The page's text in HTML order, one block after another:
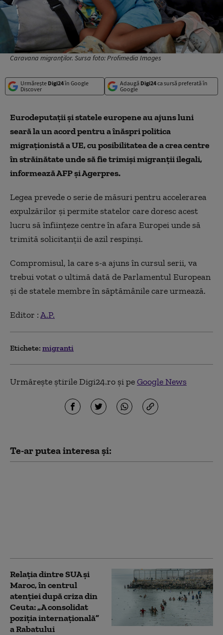
Caravana migranților. Sursa foto: Profimedia Images
Urmărește Digi24în Google
Discover
Adaugă Digi24ca sursă preferată în
Google
Eurodeputaţii şi statele europene au ajuns luni
seară la un acord pentru a înăspri politica
migraţionistă a UE, cu posibilitatea de a crea centre
în străinătate unde să fie trimişi migranţii ilegali,
informează AFP și Agerpres.
Legea prevede o serie de măsuri pentru accelerarea
expulzărilor şi permite statelor care doresc acest
lucru să înfiinţeze centre în afara Europei unde să
trimită solicitanţii de azil respinşi.
Compromisul, la care s-a ajuns în cursul serii, va
trebui votat o ultimă dată de Parlamentul European
şi de statele membre în săptămânile care urmează.
Editor :A.P.
Etichete: migranti
Urmărește știrile Digi24.ro și peGoogle News
Te-ar putea interesa și:
Relația dintre SUA și
Maroc, în centrul
atenției după criza din
Ceuta: „A consolidat
poziția internațională”
a Rabatului